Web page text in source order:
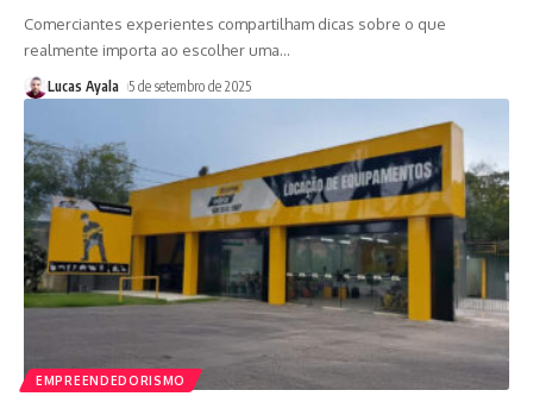
Comerciantes experientes compartilham dicas sobre o que
realmente importa ao escolher uma…
Lucas Ayala 5 de setembro de 2025
EMPREENDEDORISMO